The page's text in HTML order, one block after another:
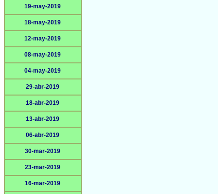
19-may-2019
18-may-2019
12-may-2019
08-may-2019
04-may-2019
29-abr-2019
18-abr-2019
13-abr-2019
06-abr-2019
30-mar-2019
23-mar-2019
16-mar-2019